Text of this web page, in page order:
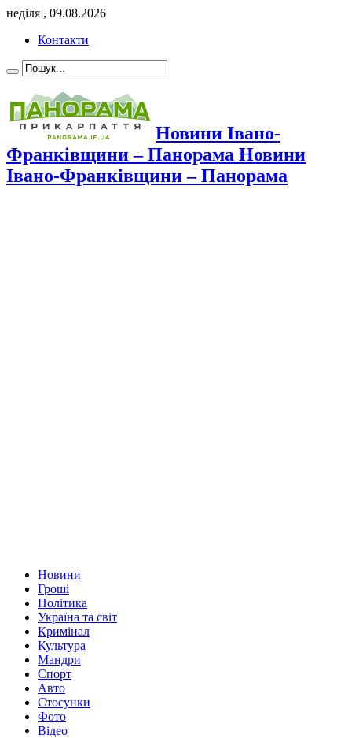
неділя , 09.08.2026
Контакти
Новини Івано-
Франківщини – Панорама Новини
Івано-Франківщини – Панорама
Новини
Гроші
Політика
Україна та світ
Кримінал
Культура
Мандри
Спорт
Авто
Стосунки
Фото
Відео